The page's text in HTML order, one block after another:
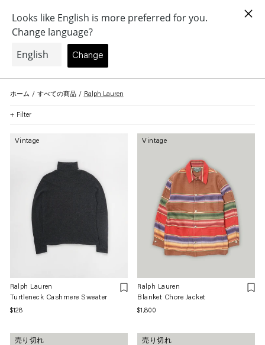
ッ
0(個)
Ralph Lauren
ホーム すべての商品 Ralph Lauren
Filter
Vintage
Ralph Lauren
Turtleneck Cashmere Sweater
通
価
$128
Vintage
Ralph Lauren
Blanket Chore Jacket
通
価
$1,800
売り切れ 売り切れ